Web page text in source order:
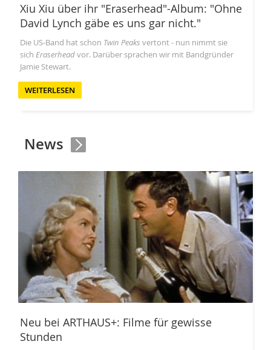
Xiu Xiu über ihr "Eraserhead"-Album: "Ohne
David Lynch gäbe es uns gar nicht."
Die US-Band hat schon Twin Peaks vertont - nun nimmt sie
sich Eraserheadvor. Darüber sprachen wir mit Bandgründer
Jamie Stewart.
WEITERLESEN
News
Neu bei ARTHAUS+: Filme für gewisse
Stunden